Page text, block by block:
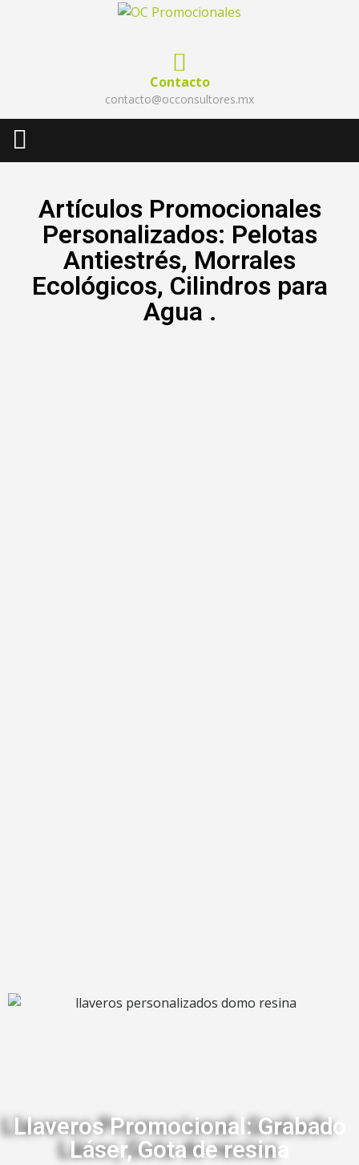
Contacto
contacto@occonsultores.mx
Artículos Promocionales
Personalizados: Pelotas
Antiestrés, Morrales
Ecológicos, Cilindros para
Agua .
Llaveros Promocional: Grabado
Láser, Gota de resina